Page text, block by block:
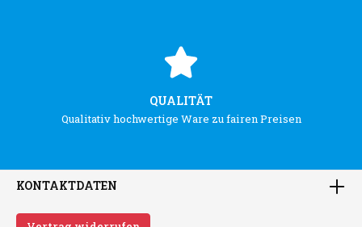
QUALITÄT
Qualitativ hochwertige Ware zu fairen Preisen
KONTAKTDATEN